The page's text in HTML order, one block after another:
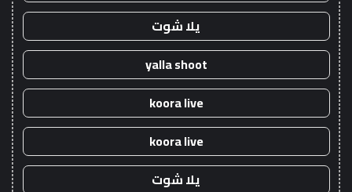
يلا شوت
yalla shoot
koora live
koora live
يلا شوت